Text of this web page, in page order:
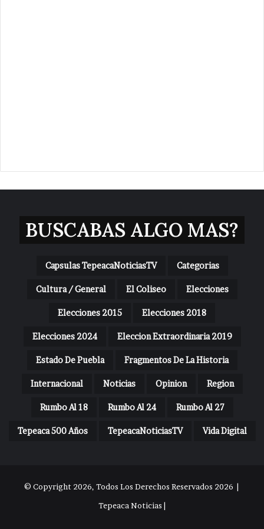
BUSCABAS ALGO MAS?
Capsulas TepeacaNoticiasTV Categorias
Cultura / General El Coliseo Elecciones
Elecciones 2015 Elecciones 2018
Elecciones 2024 Eleccion Extraordinaria 2019
Estado De Puebla Fragmentos De La Historia
Internacional Noticias Opinion Region
Rumbo Al 18 Rumbo Al 24 Rumbo Al 27
Tepeaca 500 Años TepeacaNoticiasTV Vida Digital
© Copyright 2026, Todos Los Derechos Reservados 2026 |
Tepeaca Noticias |